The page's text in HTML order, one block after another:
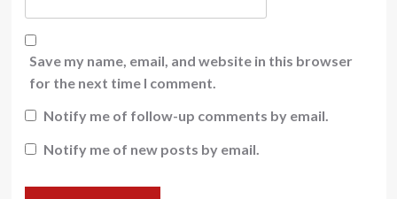
Save my name, email, and website in this browser
for the next time I comment.
Notify me of follow-up comments by email.
Notify me of new posts by email.